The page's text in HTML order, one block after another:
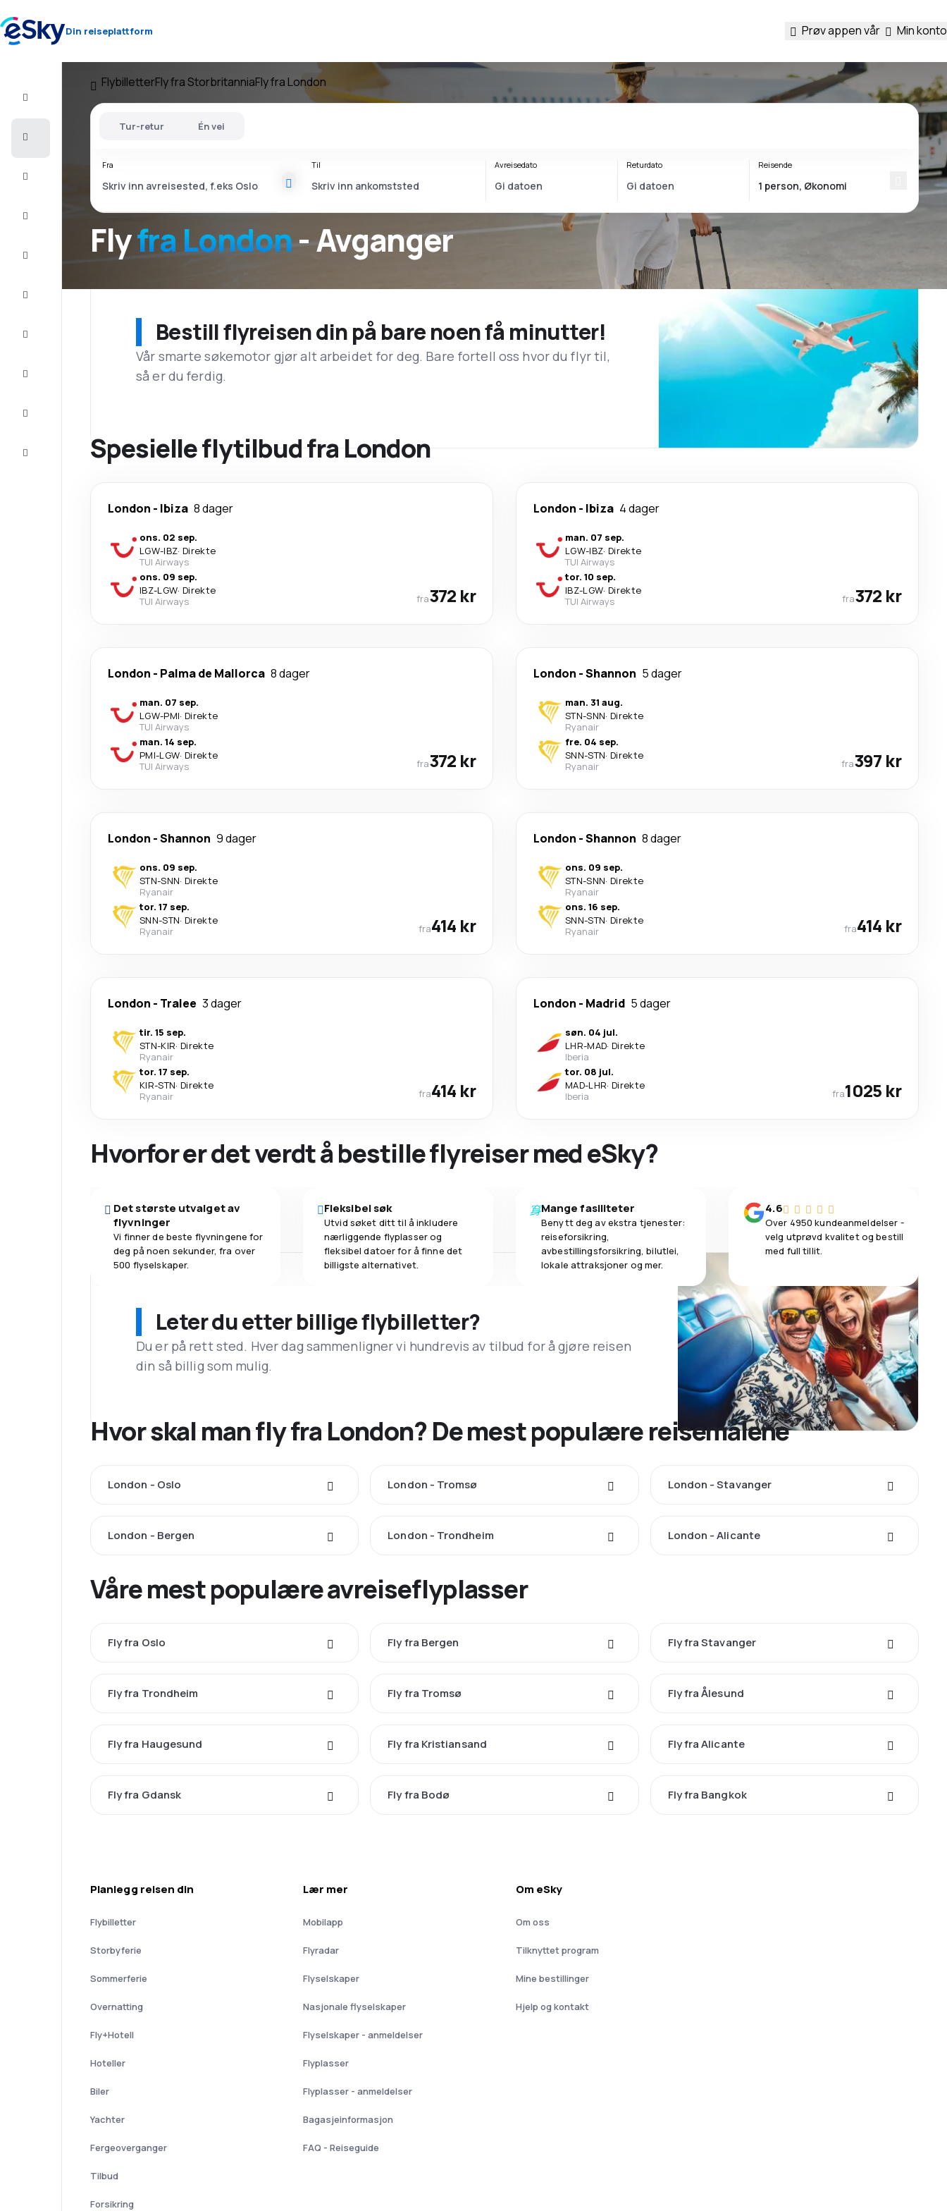
Din reiseplattform Prøv appen vår Min konto
FlybilletterFly fra StorbritanniaFly fra London
Flyfra London- Avganger
Tur-retur Én vei
Fra Til Avreisedato Returdato Reisende
Bestill flyreisen din på bare noen få minutter!
Vår smarte søkemotor gjør alt arbeidet for deg. Bare fortell oss hvor du flyr til,
så er du ferdig.
Spesielle flytilbud fra London
London - Ibiza 8 dager
ons. 02 sep.
LGW-IBZ· Direkte
TUI Airways
ons. 09 sep.
IBZ-LGW· Direkte
TUI Airways
fra372 kr
London - Ibiza 4 dager
man. 07 sep.
LGW-IBZ· Direkte
TUI Airways
tor. 10 sep.
IBZ-LGW· Direkte
TUI Airways
fra372 kr
London - Palma de Mallorca 8 dager
man. 07 sep.
LGW-PMI· Direkte
TUI Airways
man. 14 sep.
PMI-LGW· Direkte
TUI Airways
fra372 kr
London -Shannon 5 dager
man. 31 aug.
STN-SNN· Direkte
Ryanair
fre. 04 sep.
SNN-STN· Direkte
Ryanair
fra397 kr
London -Shannon 9 dager
ons. 09 sep.
STN-SNN· Direkte
Ryanair
tor. 17 sep.
SNN-STN· Direkte
Ryanair
fra414 kr
London -Shannon 8 dager
ons. 09 sep.
STN-SNN· Direkte
Ryanair
ons. 16 sep.
SNN-STN· Direkte
Ryanair
fra414 kr
London - Tralee 3 dager
tir. 15 sep.
STN-KIR· Direkte
Ryanair
tor. 17 sep.
KIR-STN· Direkte
Ryanair
fra414 kr
London - Madrid 5 dager
søn. 04 jul.
LHR-MAD· Direkte
Iberia
tor. 08 jul.
MAD-LHR· Direkte
Iberia
fra1025 kr
Hvorfor er det verdt å bestille flyreiser med eSky?
Det største utvalget av
flyvninger
Vi finner de beste flyvningene for
deg på noen sekunder, fra over
500 flyselskaper.
Fleksibel søk
Utvid søket ditt til å inkludere
nærliggende flyplasser og
fleksibel datoer for å finne det
billigste alternativet.
Mange fasiliteter
Benytt deg av ekstra tjenester:
reiseforsikring,
avbestillingsforsikring, bilutlei,
lokale attraksjoner og mer.
4.6
Over 4950 kundeanmeldelser -
velg utprøvd kvalitet og bestill
med full tillit.
Leter du etter billige flybilletter?
Du er på rett sted. Hver dag sammenligner vi hundrevis av tilbud for å gjøre reisen
din så billig som mulig.
Hvor skal man fly fra London? De mest populære reisemålene
London - Oslo London - Tromsø London - Stavanger
London - Bergen London - Trondheim London - Alicante
Våre mest populære avreiseflyplasser
Fly fra Oslo Fly fra Bergen Fly fra Stavanger
Fly fra Trondheim Fly fra Tromsø Fly fra Ålesund
Fly fra Haugesund Fly fra Kristiansand Fly fra Alicante
Fly fra Gdansk Fly fra Bodø Fly fra Bangkok
Planlegg reisen din
Flybilletter
Storbyferie
Sommerferie
Overnatting
Fly+Hotell
Hoteller
Biler
Yachter
Fergeoverganger
Tilbud
Forsikring
Lær mer
Mobilapp
Flyradar
Flyselskaper
Nasjonale flyselskaper
Flyselskaper - anmeldelser
Flyplasser
Flyplasser - anmeldelser
Bagasjeinformasjon
FAQ - Reiseguide
Om eSky
Om oss
Tilknyttet program
Mine bestillinger
Hjelp og kontakt